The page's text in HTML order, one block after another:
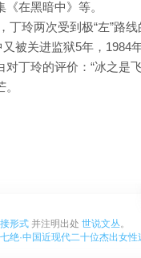
在黑暗中》等。
丁玲两次受到极“左”路
又被关进监狱5年，1984
对丁玲的评价：“冰之是
形式 并注明出处 世说文丛。
七绝·中国近现代二十位杰出女性